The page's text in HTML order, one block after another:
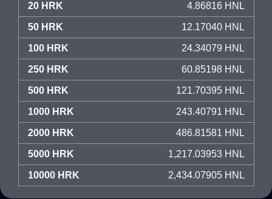
20 HRK 4.86816 HNL
50 HRK 12.17040 HNL
100 HRK 24.34079 HNL
250 HRK 60.85198 HNL
500 HRK 121.70395 HNL
1000 HRK 243.40791 HNL
2000 HRK 486.81581 HNL
5000 HRK 1,217.03953 HNL
10000 HRK 2,434.07905 HNL